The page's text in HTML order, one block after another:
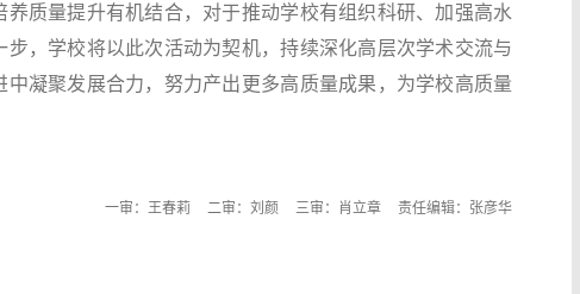
质量提升有机结合，对于推动学校有组织科研、加强高水
，学校将以此次活动为契机，持续深化高层次学术交流与
凝聚发展合力，努力产出更多高质量成果，为学校高质量
一审：王春莉 二审：刘颜 三审：肖立章 责任编辑：张彦华